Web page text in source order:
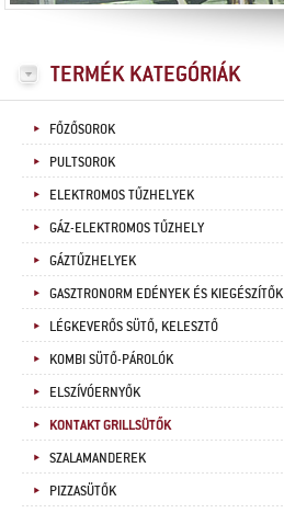
FŐZŐSOROK
PULTSOROK
ELEKTROMOS TŰZHELYEK
GÁZ-ELEKTROMOS TŰZHELY
GÁZTŰZHELYEK
GASZTRONORM EDÉNYEK ÉS KIEGÉSZÍTŐK
LÉGKEVERŐS SÜTŐ, KELESZTŐ
KOMBI SÜTŐ-PÁROLÓK
ELSZÍVÓERNYŐK
KONTAKT GRILLSÜTŐK
SZALAMANDEREK
PIZZASÜTŐK